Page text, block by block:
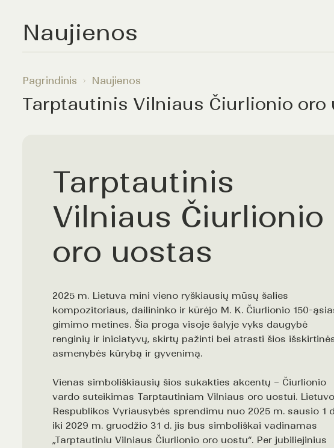
Naujienos
Pagrindinis Naujienos
Tarptautinis Vilniaus Čiurlionio oro
Tarptautinis
Vilniaus Čiurlionio
oro uostas
2025 m. Lietuva mini vieno ryškiausių mūsų šalies
kompozitoriaus, dailininko ir kūrėjo M. K. Čiurlionio 150-
gimimo metines. Šia proga visoje šalyje vyks daugybė
renginių ir iniciatyvų, skirtų pažinti bei atrasti šios
asmenybės kūrybą ir gyvenimą.
Vienas simboliškiausių šios sukakties akcentų – Čiurlionio
vardo suteikimas Tarptautiniam Vilniaus oro uostui.
Respublikos Vyriausybės sprendimu nuo 2025 m. sausio 1
iki 2029 m. gruodžio 31 d. jis bus simboliškai vadinamas
„Tarptautiniu Vilniaus Čiurlionio oro uostu“. Per jubiliejinius